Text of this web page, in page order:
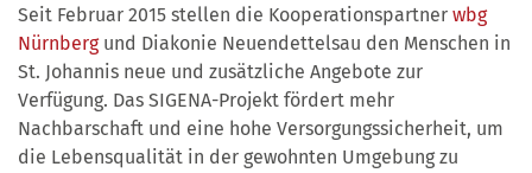
Seit Februar 2015 stellen die Kooperationspartner wbg
Nürnbergund Diakonie Neuendettelsau den Menschen in
St. Johannis neue und zusätzliche Angebote zur
Verfügung. Das SIGENA-Projekt fördert mehr
Nachbarschaft und eine hohe Versorgungssicherheit, um
die Lebensqualität in der gewohnten Umgebung zu